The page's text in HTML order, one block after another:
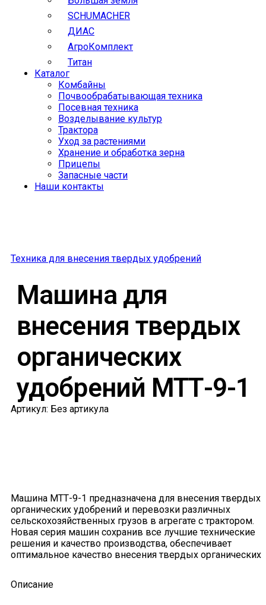
SCHUMACHER
ДИАС
АгроКомплект
Титан
Каталог
Комбайны
Почвообрабатывающая техника
Посевная техника
Возделывание культур
Трактора
Уход за растениями
Хранение и обработка зерна
Прицепы
Запасные части
Наши контакты
Техника для внесения твердых удобрений
Машина для
внесения твердых
органических
удобрений МТТ-9-1
Артикул: Без артикула
Машина МТТ-9-1 предназначена для внесения твердых
органических удобрений и перевозки различных
сельскохозяйственных грузов в агрегате с трактором.
Новая серия машин сохранив все лучшие технические
решения и качество производства, обеспечивает
оптимальное качество внесения твердых органических
Описание